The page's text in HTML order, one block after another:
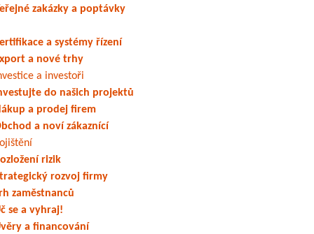
zakázky a poptávky
a systémy řízení
a nové trhy
a investoři
do našich projektů
a prodej firem
a noví zákaznící
rizik
rozvoj firmy
zaměstnanců
se a vyhraj!
a financování